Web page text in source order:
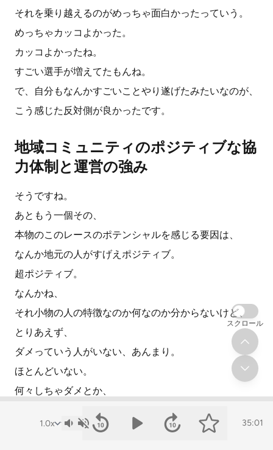
それを乗り越えるのがめっちゃ面白かったっていう。
めっちゃカッコよかった。
カッコよかったね。
すごい選手が増えてたもんね。
で、自分もなんかすごいことやり遂げたみたいなのが、
こう感じた反対側が良かったです。
地域コミュニティのポジティブな協
力体制と運営の強み
そうですね。
あともう一個その、
本物のこのレースのポテンシャルを感じる要因は、
なんか地元の人がすげえポジティブ。
超ポジティブ。
なんかね、
それ小物の人の特徴なのか何なのか分からないけど、
とりあえず、
ダメっていう人がいない、あんまり。
ほとんどいない。
何々しちゃダメとか、
NOですとかっていう、
あんまり言う人がいなくて、
35:01
スクロール